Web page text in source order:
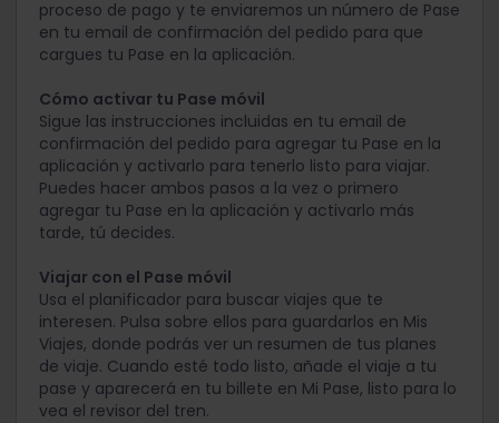
proceso de pago y te enviaremos un número de Pase
en tu email de confirmación del pedido para que
cargues tu Pase en la aplicación.
Cómo activar tu Pase móvil
Sigue las instrucciones incluidas en tu email de
confirmación del pedido para agregar tu Pase en la
aplicación y activarlo para tenerlo listo para viajar.
Puedes hacer ambos pasos a la vez o primero
agregar tu Pase en la aplicación y activarlo más
tarde, tú decides.
Viajar con el Pase móvil
Usa el planificador para buscar viajes que te
interesen. Pulsa sobre ellos para guardarlos en Mis
Viajes, donde podrás ver un resumen de tus planes
de viaje. Cuando esté todo listo, añade el viaje a tu
pase y aparecerá en tu billete en Mi Pase, listo para lo
vea el revisor del tren.